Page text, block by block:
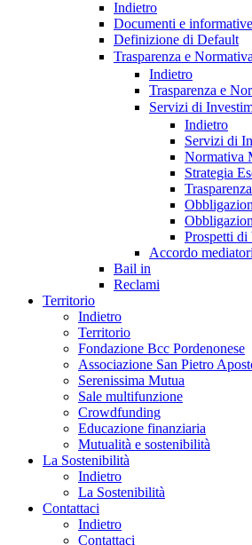
Indietro
Documenti e informative
Definizione di Default
Trasparenza e Normativa
Indietro
Trasparenza e
Servizi di
Indietro
Servizi di
Normativa
Strategia
Prospetti di
Accordo
Bail in
Reclami
Territorio
Indietro
Territorio
Fondazione Bcc Pordenonese
Associazione San Pietro
Serenissima Mutua
Sale multifunzione
Crowdfunding
Educazione finanziaria
Mutualità e sostenibilità
La Sostenibilità
Indietro
La Sostenibilità
Contattaci
Indietro
Contattaci